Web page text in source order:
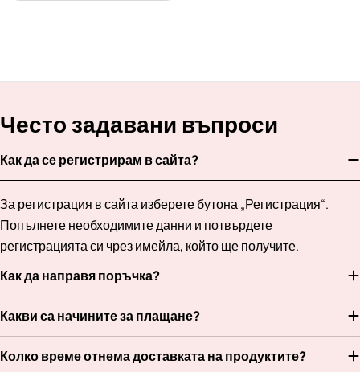
Често задавани въпроси
Как да се регистрирам в сайта?
За регистрация в сайта изберете бутона „Регистрация“.
Попълнете необходимите данни и потвърдете
регистрацията си чрез имейла, който ще получите.
Как да направя поръчка?
Какви са начините за плащане?
Колко време отнема доставката на продуктите?